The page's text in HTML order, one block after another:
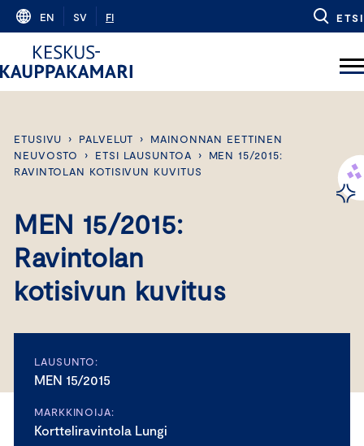
Skip
content
EN SV FI ETSI
ETUSIVU › PALVELUT ›
MAINONNAN EETTINEN
NEUVOSTO
› ETSI LAUSUNTOA ›
MEN 15/2015:
RAVINTOLAN KOTISIVUN KUVITUS
MEN 15/2015:
Ravintolan
kotisivun kuvitus
LAUSUNTO:
MEN 15/2015
MARKKINOIJA:
Kortteliravintola Lungi